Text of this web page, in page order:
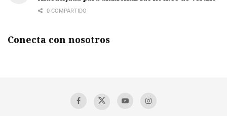
0 COMPARTIDO
Conecta con nosotros